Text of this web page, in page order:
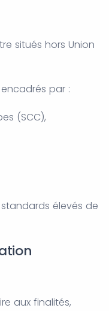
situés hors Union
par :
(SCC),
élevés de
aux finalités,